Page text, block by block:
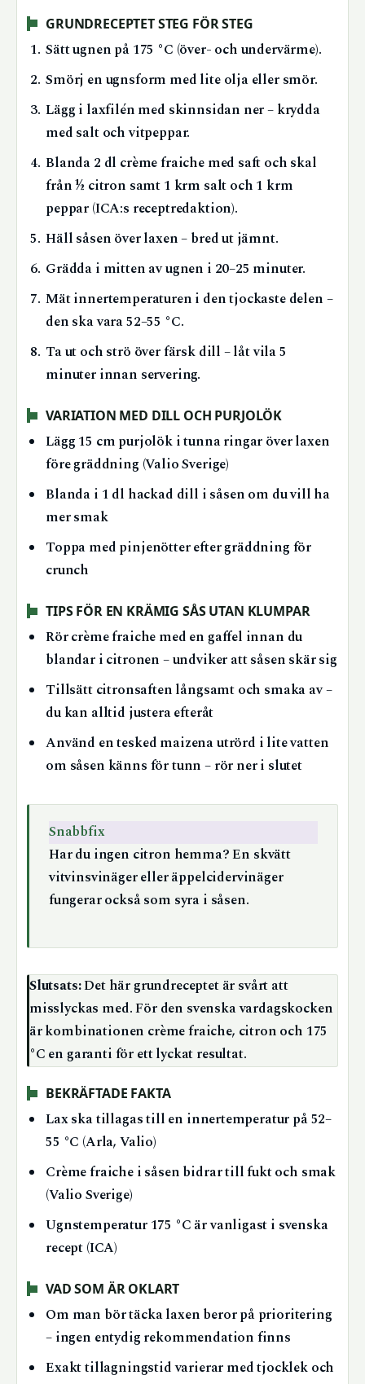
GRUNDRECEPTET STEG FÖR STEG
Sätt ugnen på 175 °C (över- och undervärme).
Smörj en ugnsform med lite olja eller smör.
Lägg i laxfilén med skinnsidan ner – krydda
med salt och vitpeppar.
Blanda 2 dl crème fraiche med saft och skal
från ½ citron samt 1 krm salt och 1 krm
peppar (ICA:s receptredaktion).
Häll såsen över laxen – bred ut jämnt.
Grädda i mitten av ugnen i 20–25 minuter.
Mät innertemperaturen i den tjockaste delen –
den ska vara 52–55 °C.
Ta ut och strö över färsk dill – låt vila 5
minuter innan servering.
VARIATION MED DILL OCH PURJOLÖK
Lägg 15 cm purjolök i tunna ringar över laxen
före gräddning (Valio Sverige)
Blanda i 1 dl hackad dill i såsen om du vill ha
mer smak
Toppa med pinjenötter efter gräddning för
crunch
TIPS FÖR EN KRÄMIG SÅS UTAN KLUMPAR
Rör crème fraiche med en gaffel innan du
blandar i citronen – undviker att såsen skär sig
Tillsätt citronsaften långsamt och smaka av –
du kan alltid justera efteråt
Använd en tesked maizena utrörd i lite vatten
om såsen känns för tunn – rör ner i slutet
Snabbfix
Har du ingen citron hemma? En skvätt
vitvinsvinäger eller äppelcidervinäger
fungerar också som syra i såsen.
Slutsats:Det här grundreceptet är svårt att
misslyckas med. För den svenska vardagskocken
är kombinationen crème fraiche, citron och 175
°C en garanti för ett lyckat resultat.
BEKRÄFTADE FAKTA
Lax ska tillagas till en innertemperatur på 52–
55 °C (Arla, Valio)
Crème fraiche i såsen bidrar till fukt och smak
(Valio Sverige)
Ugnstemperatur 175 °C är vanligast i svenska
recept (ICA)
VAD SOM ÄR OKLART
Om man bör täcka laxen beror på prioritering
– ingen entydig rekommendation finns
Exakt tillagningstid varierar med tjocklek och